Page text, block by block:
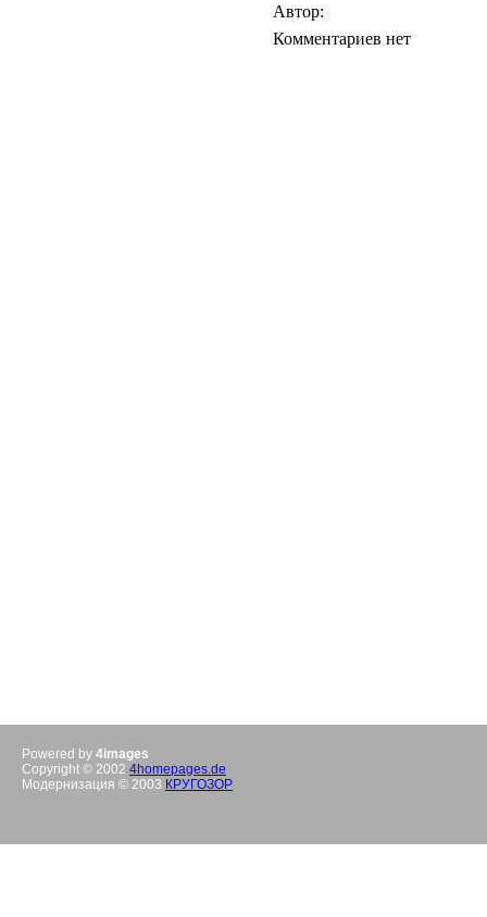
Автор:
Комментариев нет
Powered by 4images
Copyright © 2002 4homepages.de
Модернизация © 2003 КРУГОЗОР